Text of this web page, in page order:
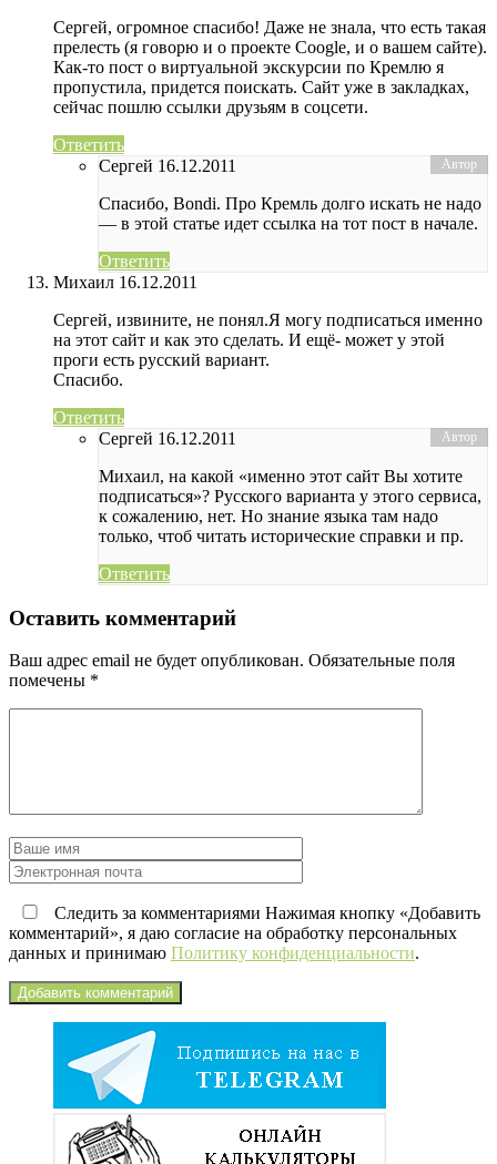
Сергей, огромное спасибо! Даже не знала, что есть такая
прелесть (я говорю и о проекте Coogle, и о вашем сайте).
Как-то пост о виртуальной экскурсии по Кремлю я
пропустила, придется поискать. Сайт уже в закладках,
сейчас пошлю ссылки друзьям в соцсети.
Ответить
Сергей 16.12.2011
Спасибо, Bondi. Про Кремль долго искать не надо
— в этой статье идет ссылка на тот пост в начале.
Ответить
Михаил 16.12.2011
Сергей, извините, не понял.Я могу подписаться именно
на этот сайт и как это сделать. И ещё- может у этой
проги есть русский вариант.
Спасибо.
Ответить
Сергей 16.12.2011
Михаил, на какой «именно этот сайт Вы хотите
подписаться»? Русского варианта у этого сервиса,
к сожалению, нет. Но знание языка там надо
только, чтоб читать исторические справки и пр.
Ответить
Оставить комментарий
Ваш адрес email не будет опубликован. Обязательные поля
помечены *
Следить за комментариями Нажимая кнопку «Добавить
комментарий», я даю согласие на обработку персональных
данных и принимаю Политику конфиденциальности.